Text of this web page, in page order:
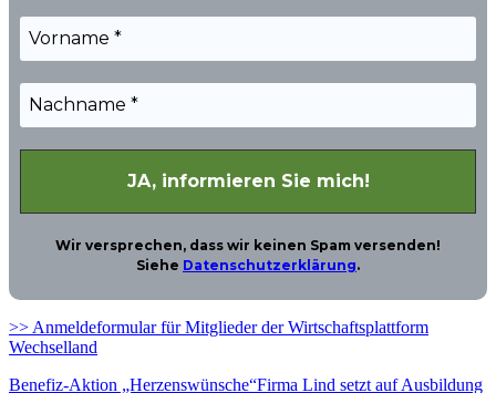
Wir versprechen, dass wir keinen Spam versenden!
Siehe Datenschutzerklärung.
>> Anmeldeformular für Mitglieder der Wirtschaftsplattform
Wechselland
Benefiz-Aktion „Herzenswünsche“Firma Lind setzt auf Ausbildung